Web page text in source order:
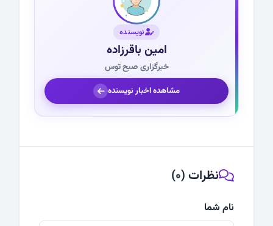
نویسنده
امین باقرزاده
خبرگزاری صبح توس
مشاهده اخبار نویسنده
نظرات (0)
نام شما